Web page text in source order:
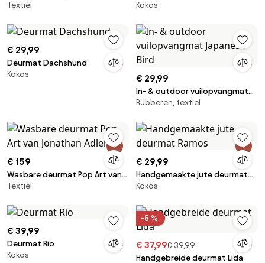
Fayla
Textiel
Kokos
€ 29,99
Deurmat Dachshund
Kokos
€ 29,99
In- & outdoor vuilopvangmat
Japanese Bird
Rubberen, textiel
€ 159
Wasbare deurmat Pop Art van
Jonathan Adler
Textiel
€ 29,99
Handgemaakte jute deurmat
Ramos
Kokos
€ 39,99
Deurmat Rio
Kokos
-5 %
€ 37,99€ 39,99
Handgebreide deurmat Lida